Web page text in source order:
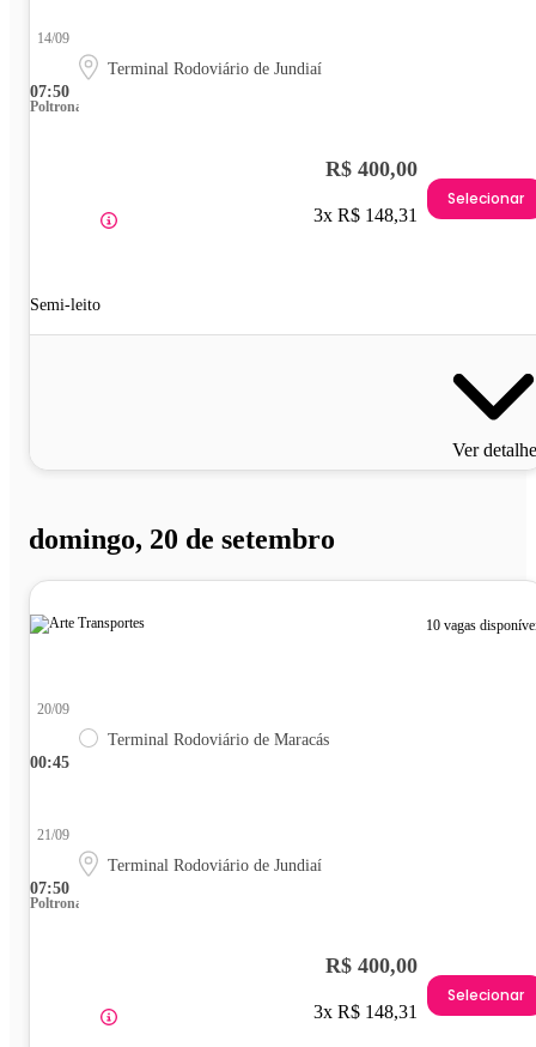
07:50
14/09
Terminal Rodoviário de Jundiaí
Poltrona
Semi-leito
R$ 400,00
3x R$ 148,31
Selecionar
Ver
domingo, 20 de setembro
10 vagas
00:45
20/09
Terminal Rodoviário de Maracás
07:50
21/09
Terminal Rodoviário de Jundiaí
Poltrona
R$ 400,00
3x R$ 148,31
Selecionar